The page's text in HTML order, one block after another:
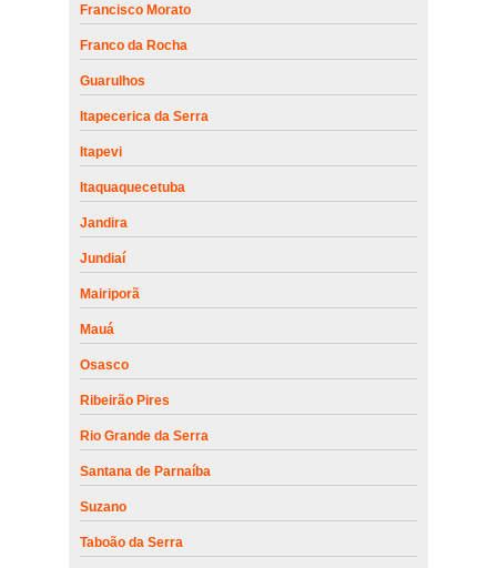
Francisco Morato
Franco da Rocha
Guarulhos
Itapecerica da Serra
Itapevi
Itaquaquecetuba
Jandira
Jundiaí
Mairiporã
Mauá
Osasco
Ribeirão Pires
Rio Grande da Serra
Santana de Parnaíba
Suzano
Taboão da Serra